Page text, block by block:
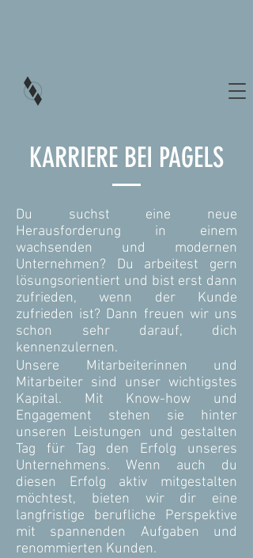
KARRIERE BEI PAGELS
Unsere Mitarbeiterinnen und
Mitarbeiter sind unser wichtigstes
Kapital. Mit Know-how und
Engagement stehen sie hinter
unseren Leistungen und gestalten
Tag für Tag den Erfolg unseres
Unternehmens. Wenn auch du
diesen Erfolg aktiv mitgestalten
möchtest, bieten wir dir eine
langfristige berufliche Perspektive
mit spannenden Aufgaben und
renommierten Kunden.
Du suchst eine neue
Herausforderung in einem
wachsenden und modernen
Unternehmen? Du arbeitest gern
lösungsorientiert und bist erst dann
zufrieden, wenn der Kunde
zufrieden ist? Dann freuen wir uns
schon sehr darauf, dich
kennenzulernen.